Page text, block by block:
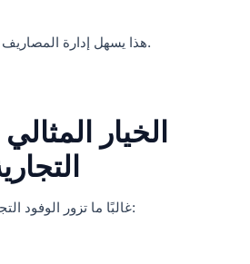
هذا يسهل إدارة المصاريف لمنظمي السفر الشركات.
الخيار
غالبًا ما تزور الوفود التجارية مدنًا مثل اسطنبول لـ: